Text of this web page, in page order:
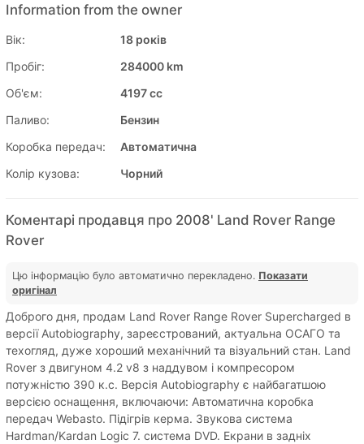
Information from the owner
Вік:
18 років
Пробіг:
284000 km
Об'єм:
4197 cc
Паливо:
Бензин
Коробка передач:
Автоматична
Колір кузова:
Чорний
Коментарі продавця про 2008' Land Rover Range
Rover
Цю інформацію було автоматично перекладено. Показати
оригінал
Доброго дня, продам Land Rover Range Rover Supercharged в
версії Autobiography, зареєстрований, актуальна ОСАГО та
техогляд, дуже хороший механічний та візуальний стан. Land
Rover з двигуном 4.2 v8 з наддувом і компресором
потужністю 390 к.с. Версія Autobiography є найбагатшою
версією оснащення, включаючи: Автоматична коробка
передач Webasto. Підігрів керма. Звукова система
Hardman/Kardan Logic 7. система DVD. Екрани в задніх